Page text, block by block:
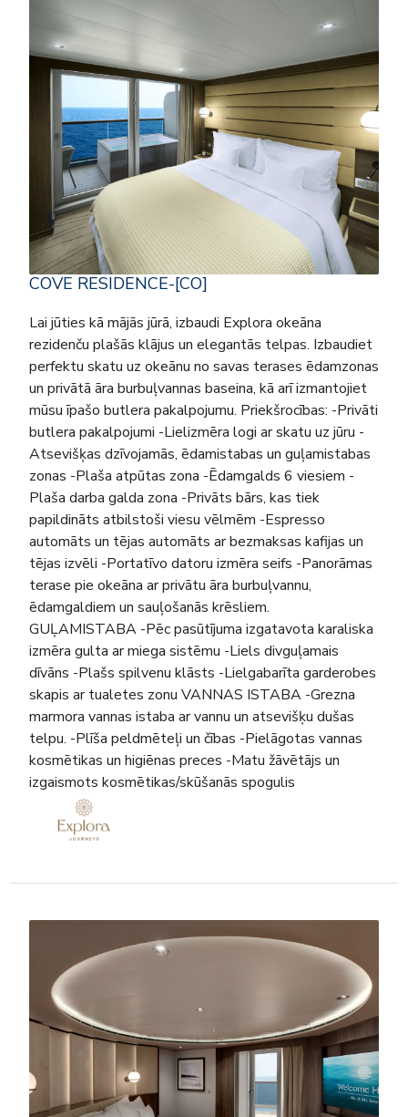
COVE RESIDENCE-[CO]
Lai jūties kā mājās jūrā, izbaudi Explora okeāna
rezidenču plašās klājus un elegantās telpas. Izbaudiet
perfektu skatu uz okeānu no savas terases ēdamzonas
un privātā āra burbuļvannas baseina, kā arī izmantojiet
mūsu īpašo butlera pakalpojumu. Priekšrocības: -Privāti
butlera pakalpojumi -Lielizmēra logi ar skatu uz jūru -
Atsevišķas dzīvojamās, ēdamistabas un guļamistabas
zonas -Plaša atpūtas zona -Ēdamgalds 6 viesiem -
Plaša darba galda zona -Privāts bārs, kas tiek
papildināts atbilstoši viesu vēlmēm -Espresso
automāts un tējas automāts ar bezmaksas kafijas un
tējas izvēli -Portatīvo datoru izmēra seifs -Panorāmas
terase pie okeāna ar privātu āra burbuļvannu,
ēdamgaldiem un sauļošanās krēsliem.
GUĻAMISTABA -Pēc pasūtījuma izgatavota karaliska
izmēra gulta ar miega sistēmu -Liels divguļamais
dīvāns -Plašs spilvenu klāsts -Lielgabarīta garderobes
skapis ar tualetes zonu VANNAS ISTABA -Grezna
marmora vannas istaba ar vannu un atsevišķu dušas
telpu. -Plīša peldmēteļi un čības -Pielāgotas vannas
kosmētikas un higiēnas preces -Matu žāvētājs un
izgaismots kosmētikas/skūšanās spogulis